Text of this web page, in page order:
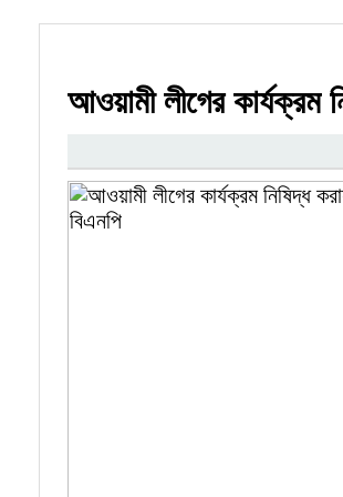
আওয়ামী লীগের কার্যক্রম